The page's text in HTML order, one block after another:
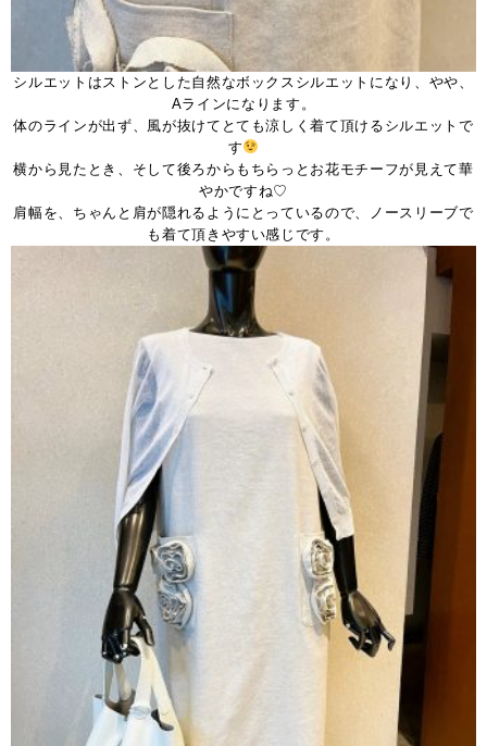
シルエットはストンとした自然なボックスシルエットになり、やや、
Aラインになります。
体のラインが出ず、風が抜けてとても涼しく着て頂けるシルエットで
す
横から見たとき、そして後ろからもちらっとお花モチーフが見えて華
やかですね♡
肩幅を、ちゃんと肩が隠れるようにとっているので、ノースリーブで
も着て頂きやすい感じです。